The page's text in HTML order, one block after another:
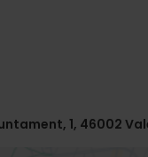
1, 46002